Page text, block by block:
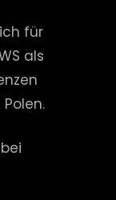
für
als